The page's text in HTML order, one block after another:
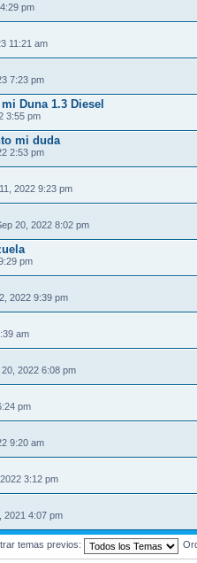
pm
11:21 am
7:23 pm
Duna 1.3 Diesel
3:55 pm
mi duda
2:53 pm
2022 9:23 pm
20, 2022 8:02 pm
pm
2022 9:39 pm
am
20, 2022 6:08 pm
pm
9:20 am
3:12 pm
2021 4:07 pm
temas previos: